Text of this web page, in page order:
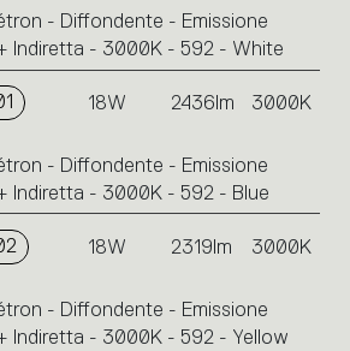
- Diffondente - Emissione
Indiretta - 3000K - 592 - White
18W 2436lm 3000K
- Diffondente - Emissione
Indiretta - 3000K - 592 - Blue
18W 2319lm 3000K
- Diffondente - Emissione
Indiretta - 3000K - 592 - Yellow